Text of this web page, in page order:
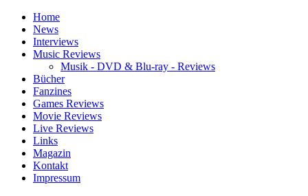
Home
News
Interviews
Music Reviews
Musik - DVD & Blu-ray - Reviews
Bücher
Fanzines
Games Reviews
Movie Reviews
Live Reviews
Links
Magazin
Kontakt
Impressum